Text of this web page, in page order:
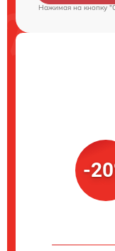
Нажимая на кнопку
-